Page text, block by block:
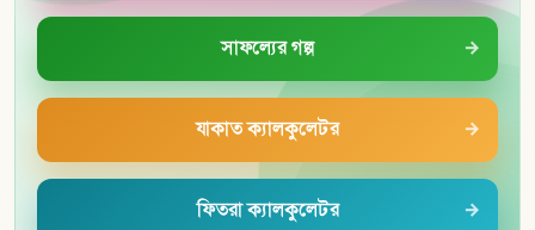
সাফল্যের গল্প
যাকাত ক্যালকুলেটর
ফিতরা ক্যালকুলেটর